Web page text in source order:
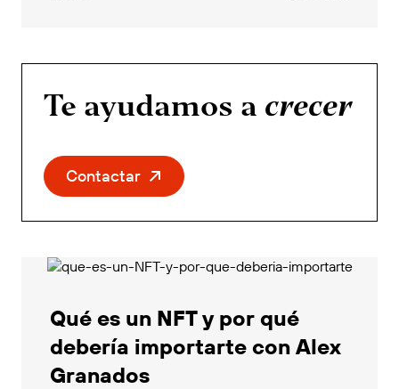
Te ayudamos a crecer
Contactar
Qué es un NFT y por qué
debería importarte con Alex
Granados